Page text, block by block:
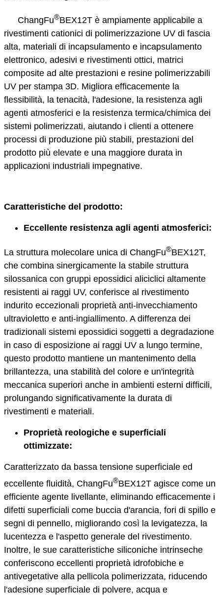
ChangFu®BEX12T è ampiamente applicabile a
rivestimenti cationici di polimerizzazione UV di fascia
alta, materiali di incapsulamento e incapsulamento
elettronico, adesivi e rivestimenti ottici, matrici
composite ad alte prestazioni e resine polimerizzabili
UV per stampa 3D. Migliora efficacemente la
flessibilità, la tenacità, l'adesione, la resistenza agli
agenti atmosferici e la resistenza termica/chimica dei
sistemi polimerizzati, aiutando i clienti a ottenere
processi di produzione più stabili, prestazioni del
prodotto più elevate e una maggiore durata in
applicazioni industriali impegnative.
Caratteristiche del prodotto:
Eccellente resistenza agli agenti atmosferici:
La struttura molecolare unica di ChangFu®BEX12T,
che combina sinergicamente la stabile struttura
silossanica con gruppi epossidici aliciclici altamente
resistenti ai raggi UV, conferisce al rivestimento
indurito eccezionali proprietà anti-invecchiamento
ultravioletto e anti-ingiallimento. A differenza dei
tradizionali sistemi epossidici soggetti a degradazione
in caso di esposizione ai raggi UV a lungo termine,
questo prodotto mantiene un mantenimento della
brillantezza, una stabilità del colore e un'integrità
meccanica superiori anche in ambienti esterni difficili,
prolungando significativamente la durata di
rivestimenti e materiali.
Proprietà reologiche e superficiali
ottimizzate:
Caratterizzato da bassa tensione superficiale ed
eccellente fluidità, ChangFu®BEX12T agisce come un
efficiente agente livellante, eliminando efficacemente i
difetti superficiali come buccia d'arancia, fori di spillo e
segni di pennello, migliorando così la levigatezza, la
lucentezza e l'aspetto generale del rivestimento.
Inoltre, le sue caratteristiche siliconiche intrinseche
conferiscono eccellenti proprietà idrofobiche e
antivegetative alla pellicola polimerizzata, riducendo
l'adesione superficiale di polvere, acqua e